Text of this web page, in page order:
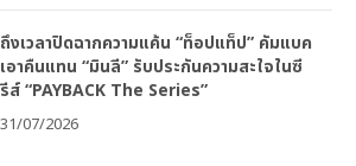
ถึงเวลาปิดฉากความแค้น “ท็อปแท็ป” คัมแบค
เอาคืนแทน “มินลี” รับประกันความสะใจในซี
รีส์ “PAYBACK The Series”
31/07/2026